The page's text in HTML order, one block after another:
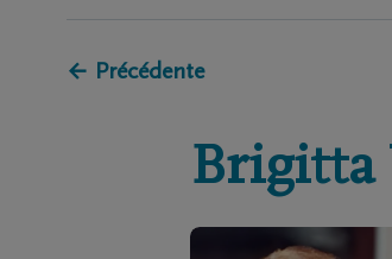
← Précédente
Brigitta